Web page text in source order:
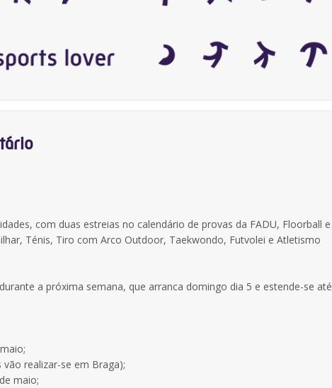
com duas estreias no calendário de provas da FADU, Floorball e
Ténis, Tiro com Arco Outdoor, Taekwondo, Futvolei e Atletismo
a próxima semana, que arranca domingo dia 5 e estende-se até
realizar-se em Braga);
maio;